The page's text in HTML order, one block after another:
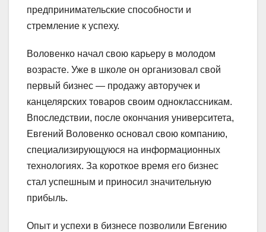
предпринимательские способности и
стремление к успеху.
Воловенко начал свою карьеру в молодом
возрасте. Уже в школе он организовал свой
первый бизнес — продажу авторучек и
канцелярских товаров своим одноклассникам.
Впоследствии, после окончания университета,
Евгений Воловенко основал свою компанию,
специализирующуюся на информационных
технологиях. За короткое время его бизнес
стал успешным и приносил значительную
прибыль.
Опыт и успехи в бизнесе позволили Евгению